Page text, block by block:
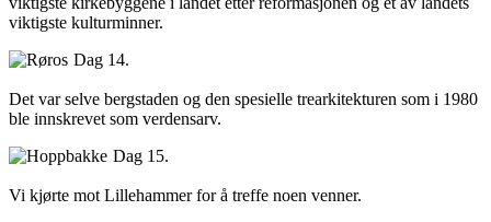
viktigste kulturminner.
Dag 14.
Det var selve bergstaden og den spesielle trearkitekturen som i 1980
ble innskrevet som verdensarv.
Dag 15.
Vi kjørte mot Lillehammer for å treffe noen venner.